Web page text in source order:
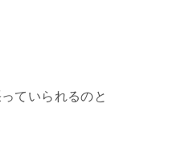
ていられるのと